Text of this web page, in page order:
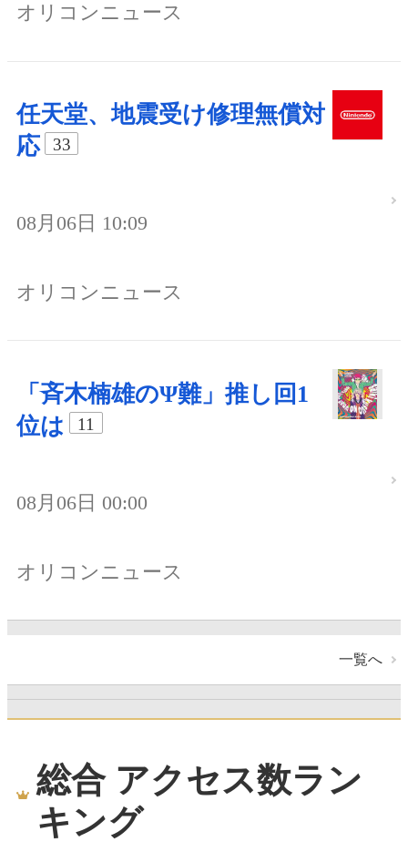
オリコンニュース
任天堂、地震受け修理無償対
応
33
08月06日 10:09
オリコンニュース
「斉木楠雄のΨ難」推し回1
位は
11
08月06日 00:00
オリコンニュース
一覧へ
総合 アクセス数ラン
キング